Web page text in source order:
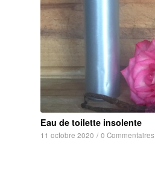
Eau de toilette insolente
11 octobre 2020 / 0 Commentaires